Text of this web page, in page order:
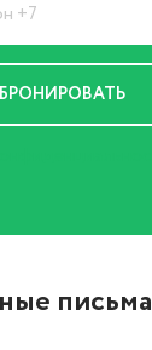
письма